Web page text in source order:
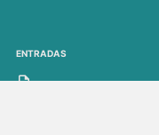
ENTRADAS